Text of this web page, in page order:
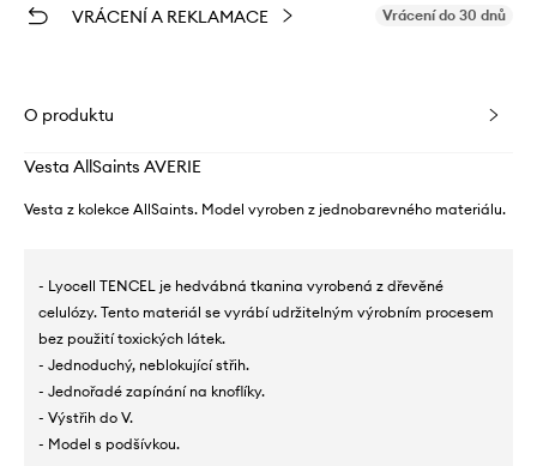
VRÁCENÍ A REKLAMACE Vrácení do 30 dnů
O produktu
Vesta AllSaints AVERIE
Vesta z kolekce AllSaints. Model vyroben z jednobarevného materiálu.
- Lyocell TENCEL je hedvábná tkanina vyrobená z dřevěné
celulózy. Tento materiál se vyrábí udržitelným výrobním procesem
bez použití toxických látek.
- Jednoduchý, neblokující střih.
- Jednořadé zapínání na knoflíky.
- Výstřih do V.
- Model s podšívkou.